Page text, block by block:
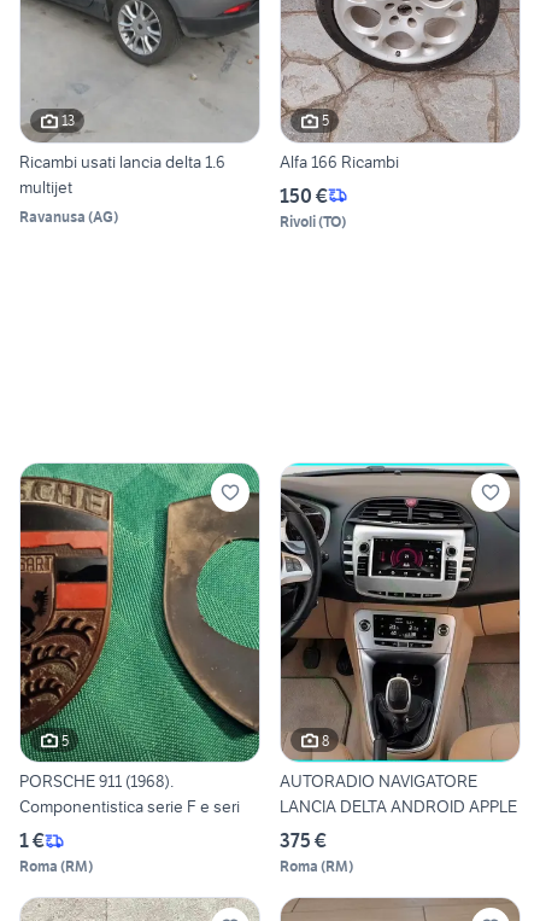
13
Ricambi usati lancia delta 1.6
multijet
Ravanusa (AG)
5
Alfa 166 Ricambi
150 €
Rivoli(TO)
5
PORSCHE 911 (1968).
Componentistica serie F e seri
1 €
Roma (RM)
8
AUTORADIO NAVIGATORE
LANCIA DELTA ANDROID APPLE
375 €
Roma (RM)